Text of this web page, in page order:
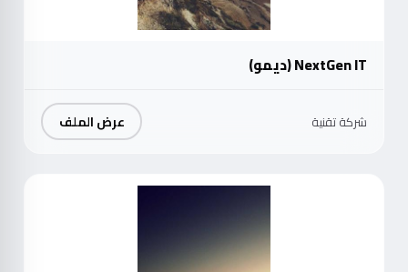
NextGen IT (ديمو)
شركة تقنية عرض الملف